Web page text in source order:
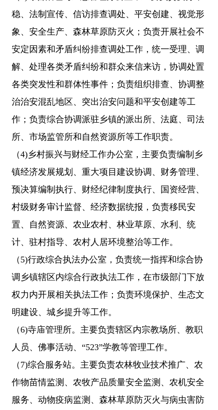
稳、法制宣传、信访排查调处、平安创建、视觉形
象、安全生产、森林草原防灭火；负责开展社会不
安定因素和矛盾纠纷排查调处工作，统一受理、调
解、处理各类矛盾纠纷和群众来信来访，协调处置
各类突发性和群体性事件；负责组织排查、协调整
治治安混乱地区、突出治安问题和平安创建等工
作；负责综合协调派驻乡镇的派出所、法庭、司法
所、市场监管所和自然资源所等工作职责。
（4)乡村振兴与财经工作办公室，主要负责编制乡
镇经济发展规划、重大项目建设协调、财务管理、
预决算编制执行、财经纪律制度执行、国资经营、
村级财务审计监督、经济数据统报，负责移民安
置、自然资源、农业农村、林业草原、水利、统
计、驻村指导、农村人居环境整治等工作。
（ 5)行政综合执法办公室，负责统一指挥和综合协
调乡镇辖区内综合行政执法工作，在市级部门下放
权力内开展相关执法工作；负责环境保护、生态文
明建设、城乡提升等工作。
（6)寺庙管理所。主要负责辖区内宗教场所、教职
人员、佛事活动、“523”学教等管理工作。
（ 7)综合服务站。主要负责农林牧业技术推广、农
作物苗情监测、农牧产品质量安全监测、农机安全
服务、动物疫病监测、森林草原防灭火与病虫害防